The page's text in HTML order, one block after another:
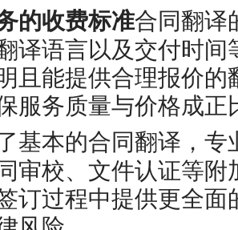
的收费标准合同翻译
译语言以及交付时
且能提供合理报价
服务质量与价格成正
基本的合同翻译，
审校、文件认证等
订过程中提供更全